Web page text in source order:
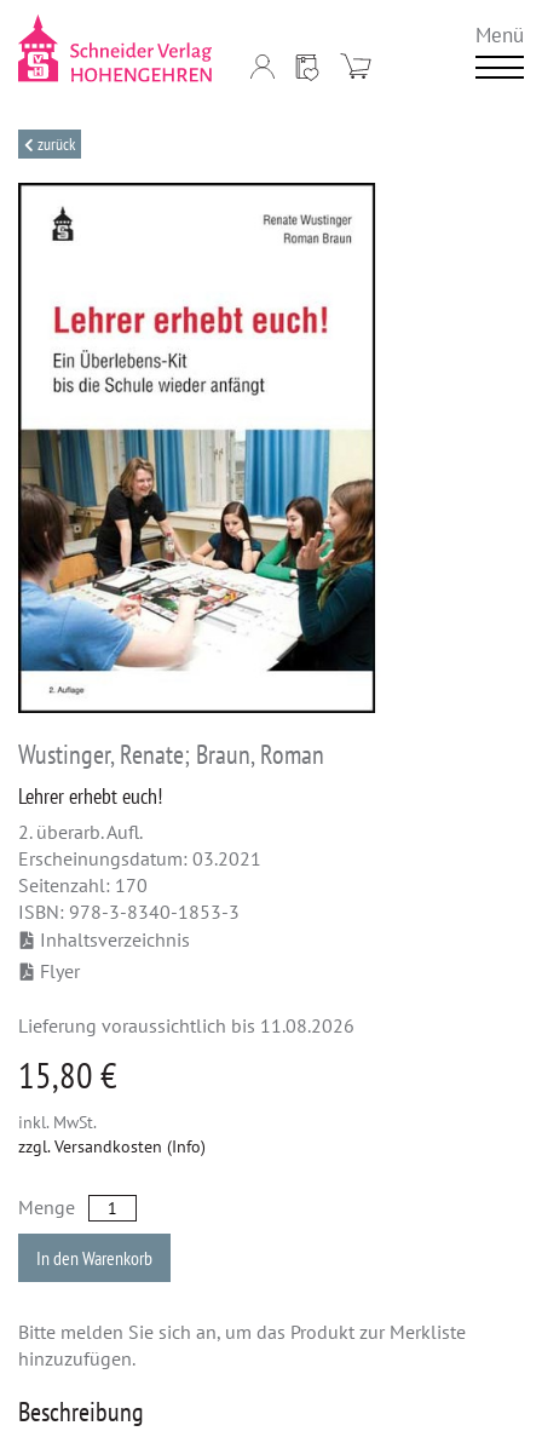
Menü
zurück
Wustinger, Renate; Braun, Roman
Lehrer erhebt euch!
2. überarb. Aufl.
Erscheinungsdatum: 03.2021
Seitenzahl: 170
ISBN: 978-3-8340-1853-3
Inhaltsverzeichnis
Flyer
Lieferung voraussichtlich bis 11.08.2026
15,80 €
inkl. MwSt.
zzgl. Versandkosten (Info)
Menge
In den Warenkorb
Bitte melden Sie sich an, um das Produkt zur Merkliste
hinzuzufügen.
Beschreibung